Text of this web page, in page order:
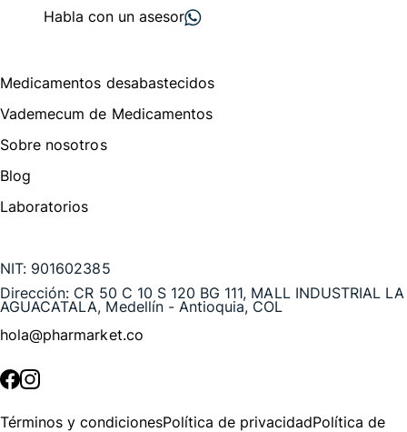
Habla con un asesor
Medicamentos desabastecidos
Vademecum de Medicamentos
Sobre nosotros
Blog
Laboratorios
NIT: 901602385
Dirección: CR 50 C 10 S 120 BG 111, MALL INDUSTRIAL LA
AGUACATALA, Medellín - Antioquia, COL
hola@pharmarket.co
Términos y condicionesPolítica de privacidadPolítica de